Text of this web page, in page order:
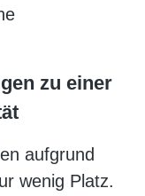
zu einer
aufgrund
wenig Platz.